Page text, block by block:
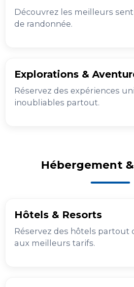
Découvrez les meilleurs
de randonnée.
Explorations &
Réservez des expériences
inoubliables partout.
Hébergement
Hôtels & Resorts
Réservez des hôtels partout
aux meilleurs tarifs.